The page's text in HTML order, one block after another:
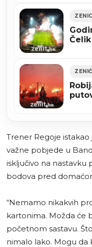
Trener Regoje
važne pobjede u
isključivo na nastavku
bodova pred
“Nemamo nikakvih
kartonima. Možda će
početnom sastavu.
nimalo lako. Mogu da